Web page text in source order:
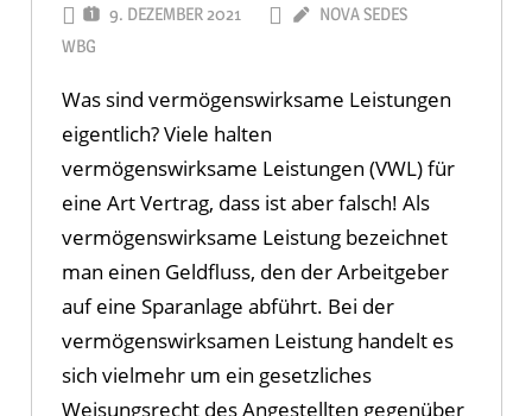
9. DEZEMBER 2021
NOVA SEDES
WBG
Was sind vermögenswirksame Leistungen
eigentlich? Viele halten
vermögenswirksame Leistungen (VWL) für
eine Art Vertrag, dass ist aber falsch! Als
vermögenswirksame Leistung bezeichnet
man einen Geldfluss, den der Arbeitgeber
auf eine Sparanlage abführt. Bei der
vermögenswirksamen Leistung handelt es
sich vielmehr um ein gesetzliches
Weisungsrecht des Angestellten gegenüber